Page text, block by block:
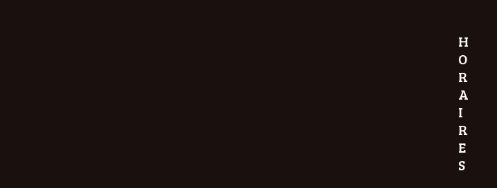
H
O
R
A
I
R
E
S